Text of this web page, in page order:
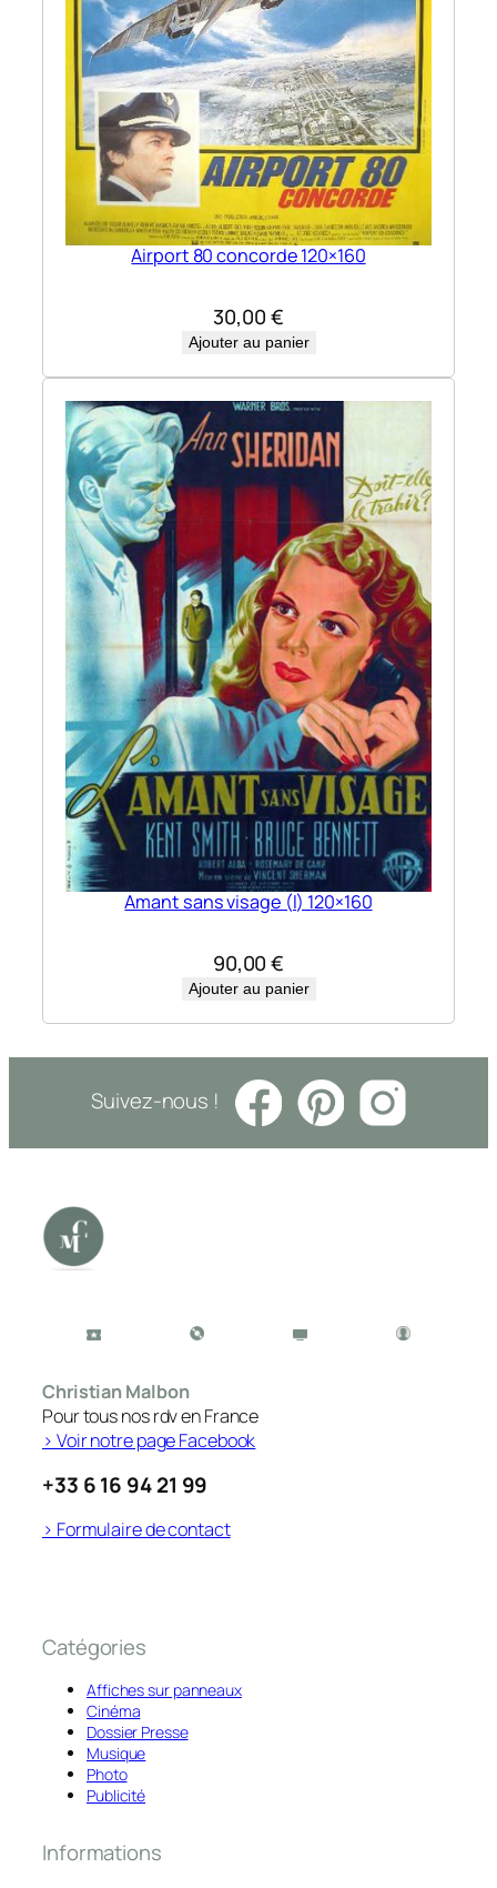
Airport 80 concorde 120×160
30,00 €
Ajouter au panier
Amant sans visage (l) 120×160
90,00€
Ajouter au panier
Suivez-nous !
Christian Malbon
Pour tous nos rdv en France
> Voir notre page Facebook
+33 6 16 94 21 99
> Formulaire de contact
Catégories
Affiches sur panneaux
Cinéma
Dossier Presse
Musique
Photo
Publicité
Informations